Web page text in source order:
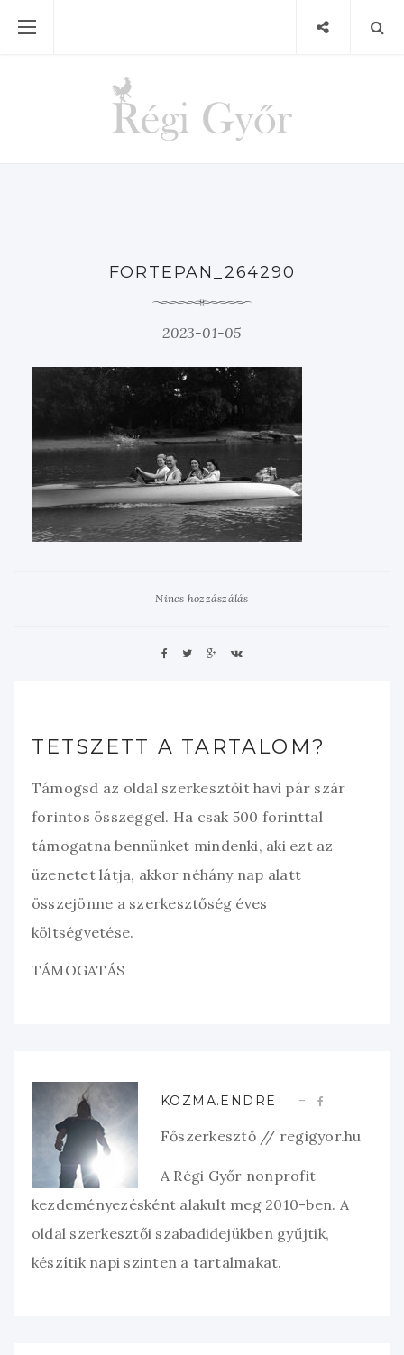
FORTEPAN_264290
2023-01-05
Nincs hozzászálás
TETSZETT A TARTALOM?
Támogsd az oldal szerkesztőit havi pár szár
forintos összeggel. Ha csak 500 forinttal
támogatna bennünket mindenki, aki ezt az
üzenetet látja, akkor néhány nap alatt
összejönne a szerkesztőség éves
költségvetése.
TÁMOGATÁS
KOZMA.ENDRE
Főszerkesztő // regigyor.hu
A Régi Győr nonprofit
kezdeményezésként alakult meg 2010-ben. A
oldal szerkesztői szabadidejükben gyűjtik,
készítik napi szinten a tartalmakat.